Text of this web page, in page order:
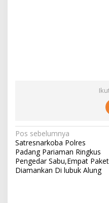
N
a
v
i
Pos sebelumnya
Satresnarkoba Polres
Padang Pariaman Ringkus
Pengedar Sabu,Empat Paket
Diamankan Di lubuk Alung